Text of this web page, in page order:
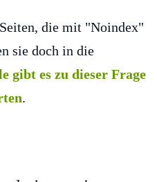
die mit "Noindex"
sie doch in die
gibt es zu dieser Frage
.